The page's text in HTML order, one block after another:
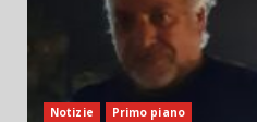
Notizie Primo piano